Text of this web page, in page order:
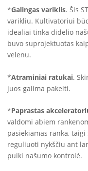
*Galingas variklis. Šis
varikliu. Kultivatoriui
idealiai tinka didelio
buvo suprojektuotas
velenu.
*Atraminiai ratukai.
juos galima pakelti.
*Paprastas
valdomi abiem
pasiekiamas ranka,
reguliuoti nykščiu ant
puiki našumo kontrolė.